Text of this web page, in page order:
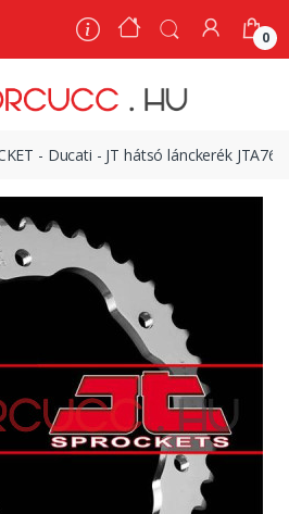
0
- Ducati - JT hátsó lánckerék
0